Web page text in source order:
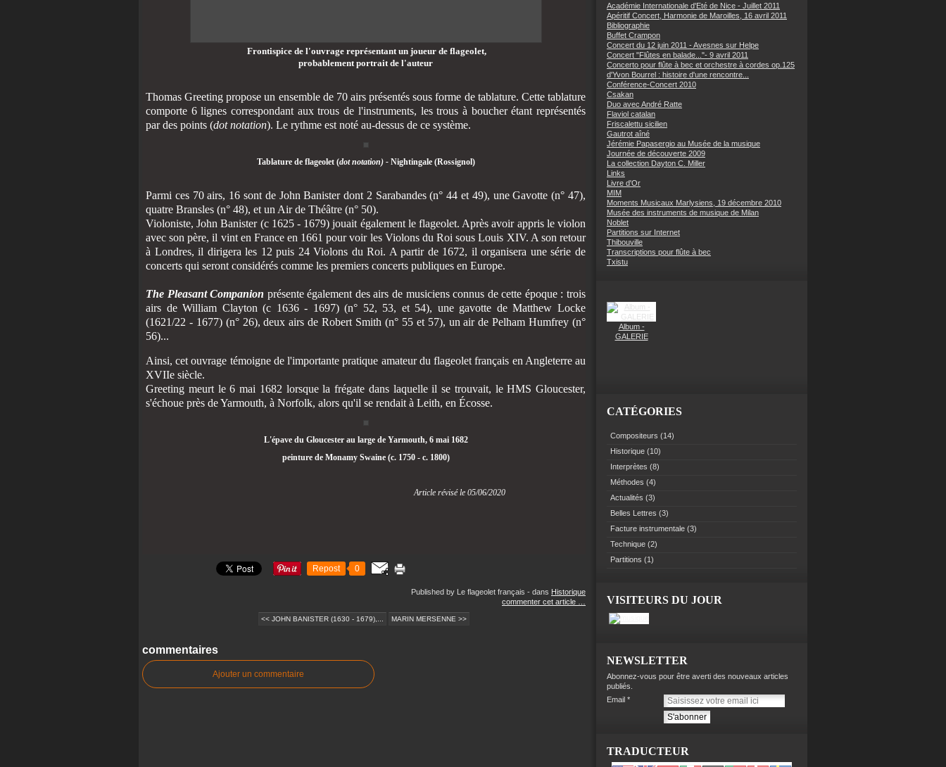
Frontispice de l'ouvrage représentant un joueur de flageolet,
probablement portrait de l'auteur
Thomas Greeting propose un ensemble de 70 airs présentés sous forme de tablature. Cette tablature
comporte 6 lignes correspondant aux trous de l'instruments, les trous à boucher étant représentés
par des points (dot notation). Le rythme est noté au-dessus de ce système.
Tablature de flageolet (dot notation) - Nightingale (Rossignol)
Parmi ces 70 airs, 16 sont de John Banister dont 2 Sarabandes (n° 44 et 49), une Gavotte (n° 47),
quatre Bransles (n° 48), et un Air de Théâtre (n° 50).
Violoniste, John Banister (c 1625 - 1679) jouait également le flageolet. Après avoir appris le violon
avec son père, il vint en France en 1661 pour voir les Violons du Roi sous Louis XIV. A son retour
à Londres, il dirigera les 12 puis 24 Violons du Roi. A partir de 1672, il organisera une série de
concerts qui seront considérés comme les premiers concerts publiques en Europe.
The Pleasant Companion présente également des airs de musiciens connus de cette époque : trois
airs de William Clayton (c 1636 - 1697) (n° 52, 53, et 54), une gavotte de Matthew Locke
(1621/22 - 1677) (n° 26), deux airs de Robert Smith (n° 55 et 57), un air de Pelham Humfrey (n°
56)...
Ainsi, cet ouvrage témoigne de l'importante pratique amateur du flageolet français en Angleterre au
XVIIe siècle.
Greeting meurt le 6 mai 1682 lorsque la frégate dans laquelle il se trouvait, le HMS Gloucester,
s'échoue près de Yarmouth, à Norfolk, alors qu'il se rendait à Leith, en Écosse.
L'épave du Gloucester au large de Yarmouth, 6 mai 1682
peinture de Monamy Swaine (c. 1750 - c. 1800)
Article révisé le 05/06/2020
Repost 0
Published by Le flageolet français - dans Historique
commenter cet article
<< JOHN BANISTER (1630 - 1679),... MARIN MERSENNE >>
commentaires
Ajouter un commentaire
Académie Internationale d'Eté de Nice - Juillet 2011
Apéritif Concert, Harmonie de Maroilles, 16 avril 2011
Bibliographie
Buffet Crampon
Concert du 12 juin 2011 - Avesnes sur Helpe
Concert "Flûtes en balade..."- 9 avril 2011
Concerto pour flûte à bec et orchestre à cordes op.125
d'Yvon Bourrel : histoire d'une rencontre...
Conférence-Concert 2010
Csakan
Duo avec André Ratte
Flaviol catalan
Friscalettu sicilien
Gautrot aîné
Jérémie Papasergio au Musée de la musique
Journée de découverte 2009
La collection Dayton C. Miller
Links
Livre d'Or
MIM
Moments Musicaux Marlysiens, 19 décembre 2010
Musée des instruments de musique de Milan
Noblet
Partitions sur Internet
Thibouville
Transcriptions pour flûte à bec
Txistu
Album -
GALERIE
CATÉGORIES
Compositeurs (14)
Historique (10)
Interprètes (8)
Méthodes (4)
Actualités (3)
Belles Lettres (3)
Facture instrumentale (3)
Technique (2)
Partitions (1)
VISITEURS DU JOUR
NEWSLETTER
Abonnez-vous pour être averti des nouveaux articles
publiés.
Email
TRADUCTEUR